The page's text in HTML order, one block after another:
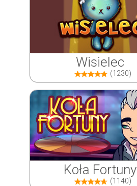
Wisielec
(1230)
Koła Fortuny
(1140)